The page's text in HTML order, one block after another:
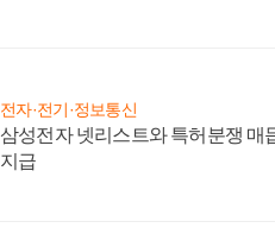
전자·전기·정보통신
삼성전자 넷리스트와 특허분쟁 매
지급